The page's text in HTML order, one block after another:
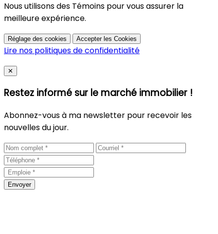
Nous utilisons des Témoins pour vous assurer la
meilleure expérience.
Réglage des cookies Accepter les Cookies
Lire nos politiques de confidentialité
Close
✕
Restez informé sur le marché immobilier !
Abonnez-vous à ma newsletter pour recevoir les
nouvelles du jour.
Envoyer